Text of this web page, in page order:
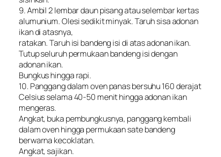
9. Ambil 2 lembar daun pisang atau selembar kertas
alumunium. Olesi sedikit minyak. Taruh sisa adonan
ikan di atasnya,
ratakan. Taruh isi bandeng isi di atas adonan ikan.
Tutup seluruh permukaan bandeng isi dengan
adonan ikan.
Bungkus hingga rapi.
10. Panggang dalam oven panas bersuhu 160 derajat
Celsius selama 40-50 menit hingga adonan ikan
mengeras.
Angkat, buka pembungkusnya, panggang kembali
dalam oven hingga permukaan sate bandeng
berwarna kecoklatan.
Angkat, sajikan.